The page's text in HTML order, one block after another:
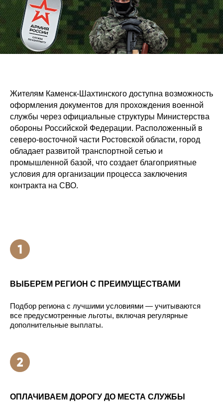
Жителям Каменск-Шахтинского доступна возможность
оформления документов для прохождения военной
службы через официальные структуры Министерства
обороны Российской Федерации. Расположенный в
северо-восточной части Ростовской области, город
обладает развитой транспортной сетью и
промышленной базой, что создает благоприятные
условия для организации процесса заключения
контракта на СВО.
ВЫБЕРЕМ РЕГИОН С ПРЕИМУЩЕСТВАМИ
Подбор региона с лучшими условиями — учитываются
все предусмотренные льготы, включая регулярные
дополнительные выплаты.
ОПЛАЧИВАЕМ ДОРОГУ ДО МЕСТА СЛУЖБЫ